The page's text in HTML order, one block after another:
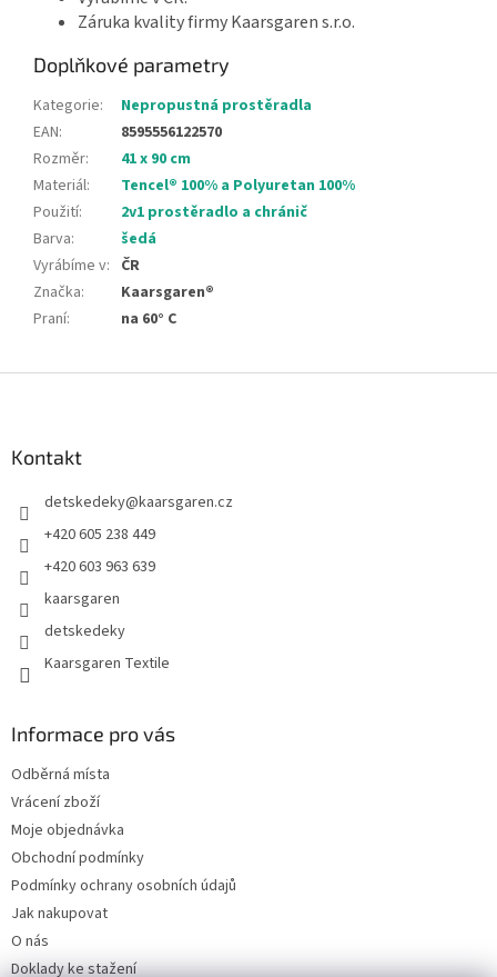
Záruka kvality firmy Kaarsgaren s.r.o.
Doplňkové parametry
Kategorie:
Nepropustná prostěradla
EAN:
8595556122570
Rozměr:
41 x 90 cm
Materiál:
Tencel® 100% a Polyuretan 100%
Použití:
2v1 prostěradlo a chránič
Barva:
šedá
Vyrábíme v: ČR
Značka:
Kaarsgaren®
Praní: na 60° C
Kontakt
detskedeky@kaarsgaren.cz
+420 605 238 449
+420 603 963 639
kaarsgaren
detskedeky
Kaarsgaren Textile
Informace pro vás
Odběrná místa
Vrácení zboží
Moje objednávka
Obchodní podmínky
Podmínky ochrany osobních údajů
Jak nakupovat
O nás
Doklady ke stažení